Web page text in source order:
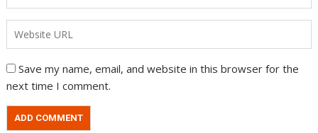
Save my name, email, and website in this browser for the
next time I comment.